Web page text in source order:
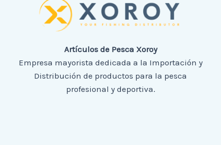
Artículos de Pesca Xoroy
Empresa mayorista dedicada a la Importación y
Distribución de productos para la pesca
profesional y deportiva.